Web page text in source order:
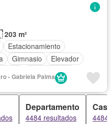
203 m²
Estacionamiento
Gimnasio
Elevador
Sin amueblar
- Gabriela Palma
Departamento
4484 resultados 4484